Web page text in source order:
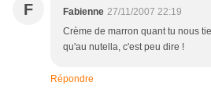
F Fabienne 27/11/2007 22:19
Crème de marron quant tu nous
qu'au nutella, c'est peu dire !
Répondre